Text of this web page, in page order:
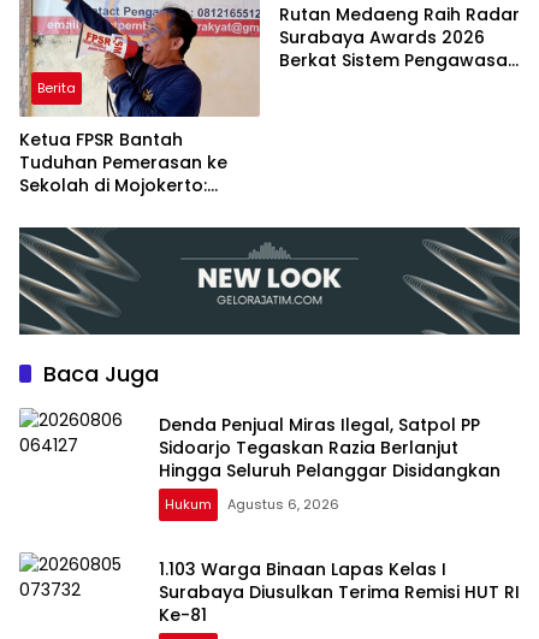
Berita
Ketua FPSR Bantah
Tuduhan Pemerasan ke
Sekolah di Mojokerto:
Siap Tempuh Jalur Hukum”
Rutan Medaeng Raih Radar
Surabaya Awards 2026
Berkat Sistem Pengawasan
Baca Juga
Denda Penjual Miras Ilegal, Satpol PP
Sidoarjo Tegaskan Razia Berlanjut
Hingga Seluruh Pelanggar Disidangkan
Hukum Agustus 6, 2026
1.103 Warga Binaan Lapas Kelas I
Surabaya Diusulkan Terima Remisi HUT RI
Ke-81